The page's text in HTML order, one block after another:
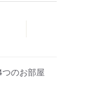
のお部屋